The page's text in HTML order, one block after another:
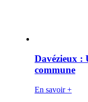
Davézieux :
commune
En savoir +